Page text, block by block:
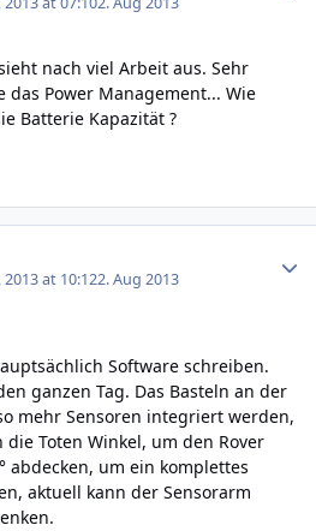
nach viel Arbeit aus. Sehr
Power Management... Wie
Batterie Kapazität ?
at 10:122. Aug 2013
Software schreiben.
ganzen Tag. Das Basteln an der
mehr Sensoren integriert werden,
Toten Winkel, um den Rover
abdecken, um ein komplettes
aktuell kann der Sensorarm